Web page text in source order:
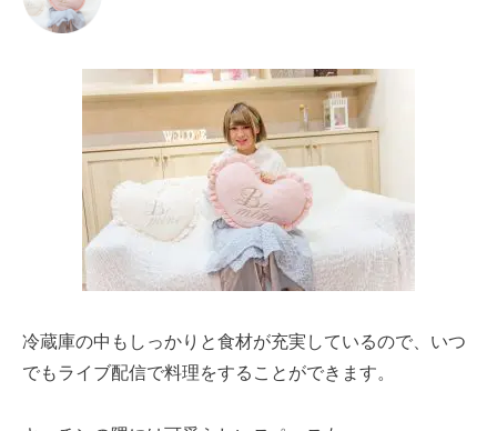
冷蔵庫の中もしっかりと食材が充実しているので、いつ
でもライブ配信で料理をすることができます。